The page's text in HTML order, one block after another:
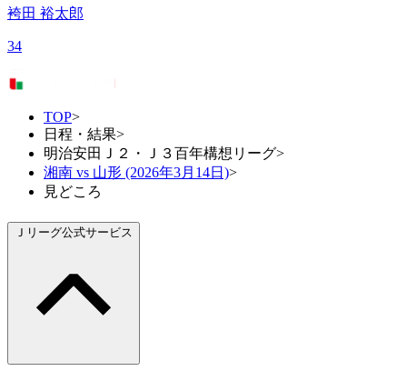
袴田 裕太郎
34
TOP>
日程・結果>
明治安田Ｊ２・Ｊ３百年構想リーグ>
湘南 vs 山形 (2026年3月14日)>
見どころ
Ｊリーグ公式サービス